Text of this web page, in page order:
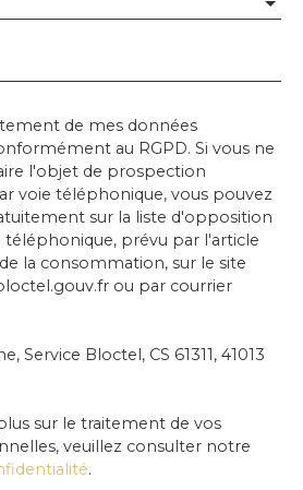
de mes données
au RGPD. Si vous ne
l'objet de prospection
voie téléphonique, vous pouvez
sur la liste d'opposition
téléphonique, prévu par l'article
la consommation, sur le site
ou par courrier
Service Bloctel, CS 61311, 41013
sur le traitement de vos
veuillez consulter notre
.